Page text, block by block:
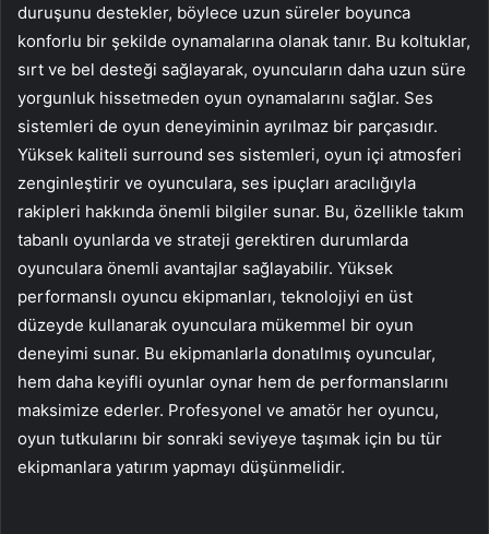
duruşunu destekler, böylece uzun süreler boyunca
konforlu bir şekilde oynamalarına olanak tanır. Bu koltuklar,
sırt ve bel desteği sağlayarak, oyuncuların daha uzun süre
yorgunluk hissetmeden oyun oynamalarını sağlar. Ses
sistemleri de oyun deneyiminin ayrılmaz bir parçasıdır.
Yüksek kaliteli surround ses sistemleri, oyun içi atmosferi
zenginleştirir ve oyunculara, ses ipuçları aracılığıyla
rakipleri hakkında önemli bilgiler sunar. Bu, özellikle takım
tabanlı oyunlarda ve strateji gerektiren durumlarda
oyunculara önemli avantajlar sağlayabilir. Yüksek
performanslı oyuncu ekipmanları, teknolojiyi en üst
düzeyde kullanarak oyunculara mükemmel bir oyun
deneyimi sunar. Bu ekipmanlarla donatılmış oyuncular,
hem daha keyifli oyunlar oynar hem de performanslarını
maksimize ederler. Profesyonel ve amatör her oyuncu,
oyun tutkularını bir sonraki seviyeye taşımak için bu tür
ekipmanlara yatırım yapmayı düşünmelidir.